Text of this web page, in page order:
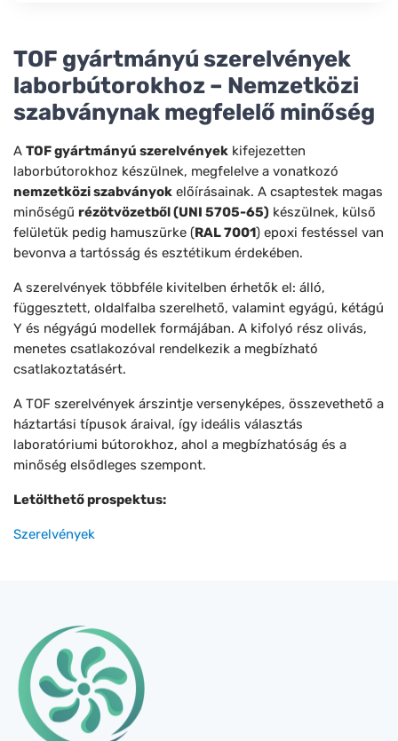
TOF gyártmányú szerelvények
laborbútorokhoz – Nemzetközi
szabványnak megfelelő minőség
A TOF gyártmányú szerelvények kifejezetten
laborbútorokhoz készülnek, megfelelve a vonatkozó
nemzetközi szabványok előírásainak. A csaptestek magas
minőségű rézötvözetből (UNI 5705-65) készülnek, külső
felületük pedig hamuszürke (RAL 7001) epoxi festéssel van
bevonva a tartósság és esztétikum érdekében.
A szerelvények többféle kivitelben érhetők el: álló,
függesztett, oldalfalba szerelhető, valamint egyágú, kétágú
Y és négyágú modellek formájában. A kifolyó rész olivás,
menetes csatlakozóval rendelkezik a megbízható
csatlakoztatásért.
A TOF szerelvények árszintje versenyképes, összevethető a
háztartási típusok áraival, így ideális választás
laboratóriumi bútorokhoz, ahol a megbízhatóság és a
minőség elsődleges szempont.
Letölthető prospektus:
Szerelvények